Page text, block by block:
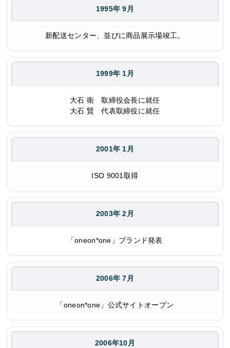
1995年 9月
新配送センター、並びに商品展示場竣工。
1999年 1月
大石 衛 取締役会長に就任
大石 賢 代表取締役に就任
2001年 1月
ISO 9001取得
2003年 2月
「oneon*one」ブランド発表
2006年 7月
「oneon*one」公式サイトオープン
2006年10月